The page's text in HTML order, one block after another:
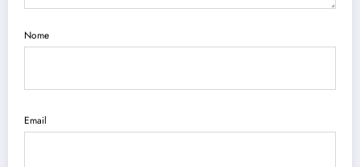
Nome
Email